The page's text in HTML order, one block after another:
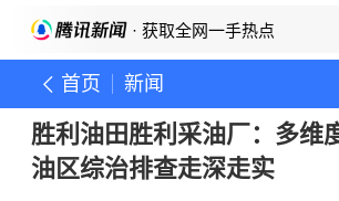
· 获取全网一手热点
首页 新闻
胜利油田胜利采油厂：多维
油区综治排查走深走实